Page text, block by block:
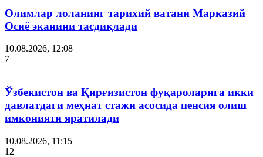
Олимлар лоланинг тарихий ватани Марказий
Осиё эканини тасдиқлади
10.08.2026, 12:08
7
Ўзбекистон ва Қирғизистон фуқароларига икки
давлатдаги меҳнат стажи асосида пенсия олиш
имконияти яратилади
10.08.2026, 11:15
12